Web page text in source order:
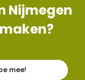
Nijmegen
mee!